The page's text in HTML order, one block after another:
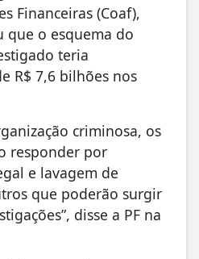
Financeiras (Coaf),
que o esquema do
teria
R$ 7,6 bilhões nos
criminosa, os
responder por
e lavagem de
que poderão surgir
disse a PF na